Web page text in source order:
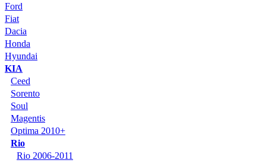
Ford
Fiat
Dacia
Honda
Hyundai
KIA
Ceed
Sorento
Soul
Magentis
Optima 2010+
Rio
Rio 2006-2011